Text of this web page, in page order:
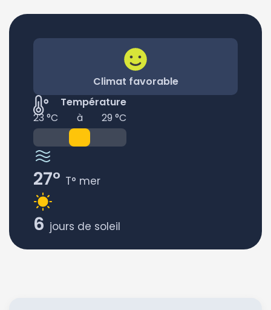
Climat favorable
Température
23 °C
à 29 °C
27° T° mer
6 jours de soleil